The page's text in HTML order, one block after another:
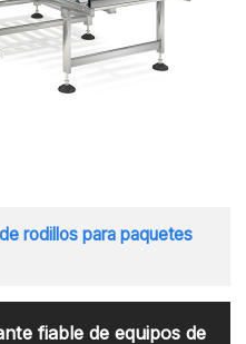
rodillos para paquetes
fiable de equipos de